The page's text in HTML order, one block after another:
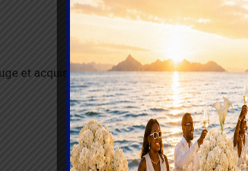
et acquis à leur cause, elles ont bien joué